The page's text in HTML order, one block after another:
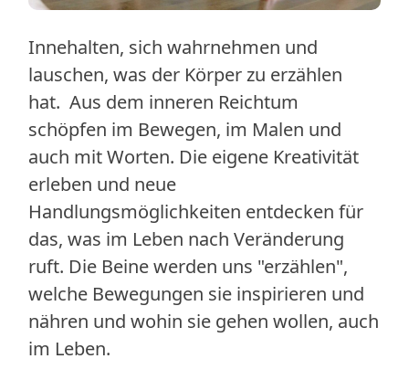
Innehalten, sich wahrnehmen und
lauschen, was der Körper zu erzählen
hat. Aus dem inneren Reichtum
schöpfen im Bewegen, im Malen und
auch mit Worten. Die eigene Kreativität
erleben und neue
Handlungsmöglichkeiten entdecken für
das, was im Leben nach Veränderung
ruft. Die Beine werden uns "erzählen",
welche Bewegungen sie inspirieren und
nähren und wohin sie gehen wollen, auch
im Leben.